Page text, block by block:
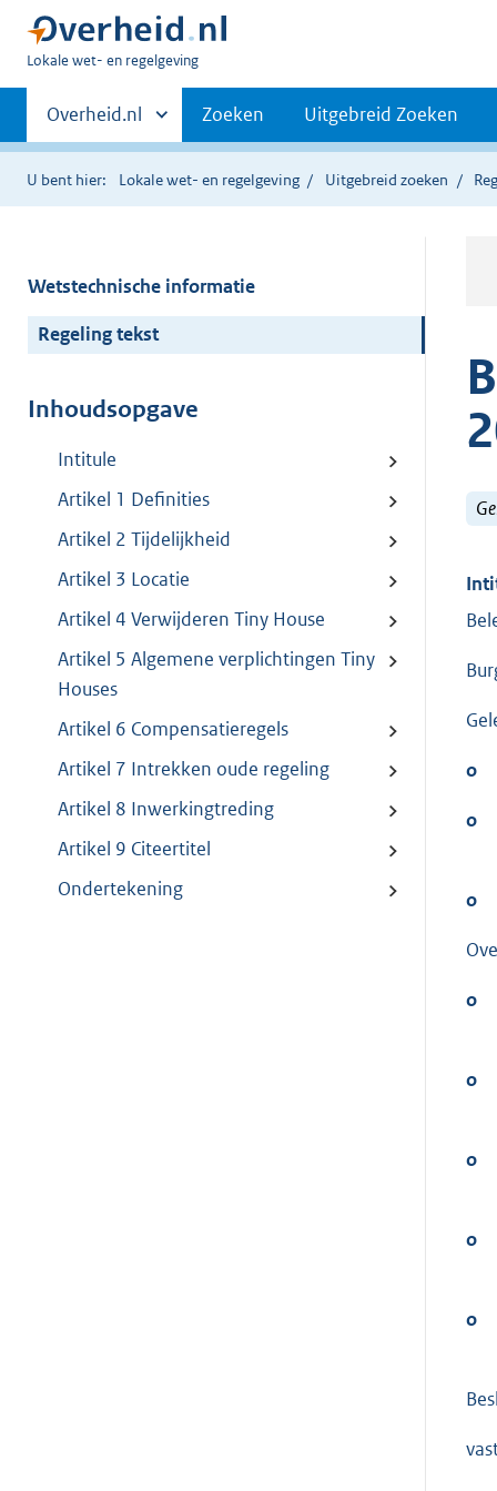
U
hier:
Lokale wet- en regelgeving
Primaire
navigatie
Andere
sites
binnen
Overheid.nl Zoeken Uitgebreid Zoeken
U bent hier: Lokale wet- en regelgeving Uitgebreid zoeken
Wetstechnische informatie
Regeling tekst
Inhoudsopgave
Intitule
Artikel 1 Definities
Artikel 2 Tijdelijkheid
Artikel 3 Locatie
Artikel 4 Verwijderen Tiny House
Artikel 5 Algemene verplichtingen Tiny
Houses
Artikel 6 Compensatieregels
Artikel 7 Intrekken oude regeling
Artikel 8 Inwerkingtreding
Artikel 9 Citeertitel
Ondertekening
o
o
o
o
o
o
o
o